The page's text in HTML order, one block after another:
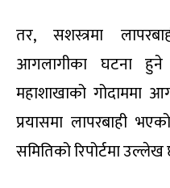
तर, सशस्त्रमा
आगलागीका घटना
महाशाखाको गोदाममा
प्रयासमा लापरबाही
समितिको रिपोर्टमा उल्लेख